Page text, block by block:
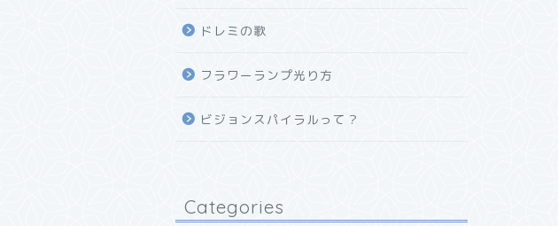
ドレミの歌
フラワーランプ光り方
ビジョンスパイラルって？
Categories